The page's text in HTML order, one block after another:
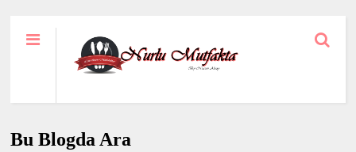
Bu Blogda Ara